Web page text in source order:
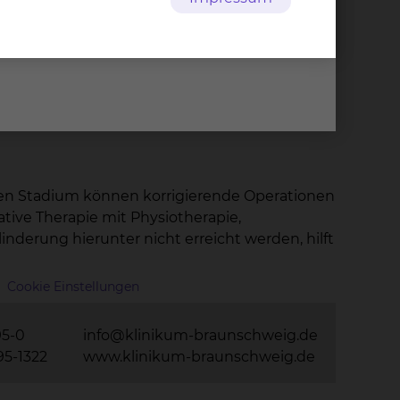
sich auch auf den gesamten
durchgeführt. Dieses ermöglicht in der
Stadium können korrigierende Operationen
Therapie mit Physiotherapie,
hierunter nicht erreicht werden, hilft
Cookie Einstellungen
0
1322
info@klinikum-braunschweig.de
www.klinikum-braunschweig.de